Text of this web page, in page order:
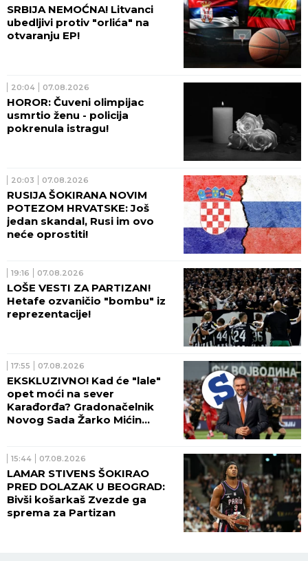
SRBIJA NEMOĆNA! Litvanci
ubedljivi protiv "orlića" na
otvaranju EP!
20:04 07.08.2026
HOROR: Čuveni olimpijac
usmrtio ženu - policija
pokrenula istragu!
20:03 07.08.2026
RUSIJA ŠOKIRANA NOVIM
POTEZOM HRVATSKE: Još
jedan skandal, Rusi im ovo
neće oprostiti!
19:16 07.08.2026
LOŠE VESTI ZA PARTIZAN!
Hetafe ozvaničio "bombu" iz
reprezentacije!
17:55 07.08.2026
EKSKLUZIVNO! Kad će "lale"
opet moći na sever
Karađorđa? Gradonačelnik
Novog Sada Žarko Mićin
15:44 07.08.2026
LAMAR STIVENS ŠOKIRAO
PRED DOLAZAK U BEOGRAD:
Bivši košarkaš Zvezde ga
sprema za Partizan